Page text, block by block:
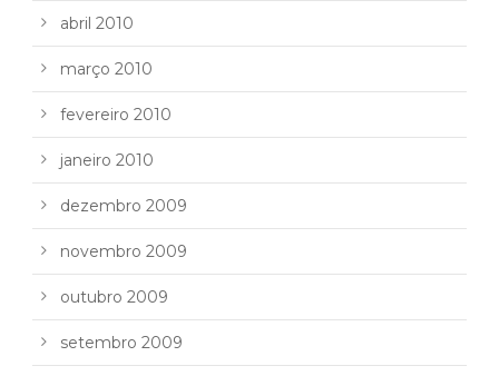
abril 2010
março 2010
fevereiro 2010
janeiro 2010
dezembro 2009
novembro 2009
outubro 2009
setembro 2009